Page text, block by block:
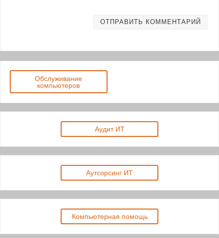
Обслуживание
компьютеров
Аудит ИТ
Аутсорсинг ИТ
Компьютерная помощь